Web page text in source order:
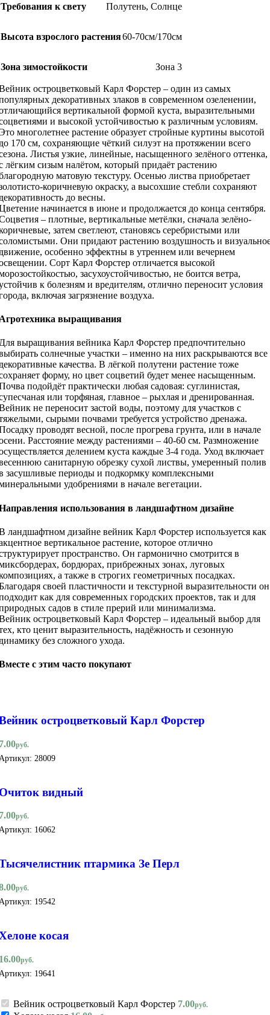
Требования к свету Полутень, Солнце
Высота взрослого растения60-70см/170см
Зона зимостойкости Зона 3
остроцветковый Карл Форстер – один из самых
декоративных злаков в современном озеленении,
вертикальной формой куста, выразительными
и высокой устойчивостью к различным условиям.
многолетнее растение образует стройные куртины высотой
170 см, сохраняющие чёткий силуэт на протяжении всего
Листья узкие, линейные, насыщенного зелёного оттенка,
лёгким сизым налётом, который придаёт растению
матовую текстуру. Осенью листва приобретает
коричневую окраску, а высохшие стебли сохраняют
до весны.
начинается в июне и продолжается до конца сентября.
– плотные, вертикальные метёлки, сначала зелёно-
затем светлеют, становясь серебристыми или
Они придают растению воздушность и
особенно эффектны в утреннем или вечернем
Сорт Карл Форстер отличается высокой
засухоустойчивостью, не боится ветра,
к болезням и вредителям, отлично переносит условия
включая загрязнение воздуха.
выращивания
выращивания вейника Карл Форстер предпочтительно
солнечные участки – именно на них раскрываются все
качества. В лёгкой полутени растение тоже
форму, но цвет соцветий будет менее насыщенным.
подойдёт практически любая садовая: суглинистая,
или торфяная, главное – рыхлая и дренированная.
не переносит застой воды, поэтому для участков с
сырыми почвами требуется устройство дренажа.
проводят весной, после прогрева грунта, или в начале
Расстояние между растениями – 40-60 см. Размножение
делением куста каждые 3-4 года. Уход включает
санитарную обрезку сухой листвы, умеренный полив
засушливые периоды и подкормку комплексными
удобрениями в начале вегетации.
использования в ландшафтном дизайне
ландшафтном дизайне вейник Карл Форстер используется как
вертикальное растение, которое отлично
пространство. Он гармонично смотрится в
бордюрах, прибрежных зонах, луговых
а также в строгих геометричных посадках.
своей пластичности и текстурной выразительности он
как для современных городских проектов, так и для
садов в стиле прерий или минимализма.
остроцветковый Карл Форстер – идеальный выбор для
кто ценит выразительность, надёжность и сезонную
без сложного ухода.
с этим часто покупают
остроцветковый Карл Форстер
руб.
28009
видный
руб.
16062
птармика Зе Перл
руб.
19542
косая
руб.
19641
Вейник остроцветковый Карл Форстер 7.00руб.